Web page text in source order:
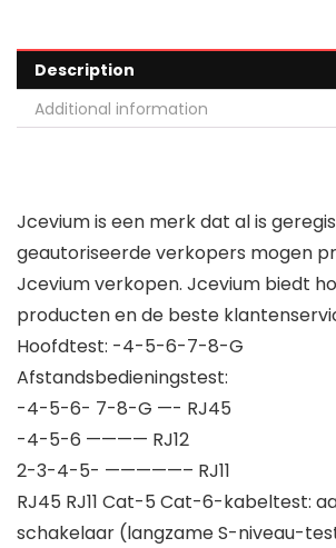
Description
Additional information
Jcevium is een merk dat al is
geautoriseerde verkopers mogen
Jcevium verkopen. Jcevium biedt
producten en de beste
Hoofdtest: -4-5-6-7-8-G
Afstandsbedieningstest:
-4-5-6- 7-8-G —- RJ45
-4-5-6 ———— RJ12
2-3-4-5- —————– RJ11
RJ45 RJ11 Cat-5 Cat-6-kabeltest:
schakelaar (langzame S-niveau-